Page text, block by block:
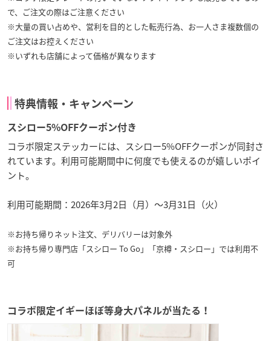
で、ご注文の際はご注意ください
※大量の買い占めや、営利を目的とした転売行為、お一人さま複数個の
ご注文はお控えください
※いずれも店舗によって価格が異なります
特典情報・キャンペーン
スシロー5%OFFクーポン付き
コラボ限定ステッカーには、スシロー5%OFFクーポンが同封さ
れています。利用可能期間中に何度でも使えるのが嬉しいポイ
ント。
利用可能期間：2026年3月2日（月）～3月31日（火）
※お持ち帰りネット注文、デリバリーは対象外
※お持ち帰り専門店「スシロー To Go」「京樽・スシロー」では利用不
可
コラボ限定イギーほぼ等身大パネルが当たる！